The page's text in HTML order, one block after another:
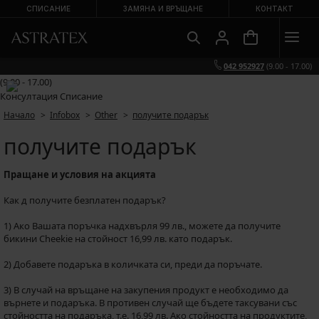
СПИСАНИЕ ЗАМЯНА И ВРЪЩАНЕ КОНТАКТ
042 952927 (9.00 - 17.00)
(9.00 - 17.00)
Консултация Списание
Начало Infobox Other получите подарък
получите подарък
Пращане и условия на акцията
Как д получите безплатен подарък?
1) Ако Вашата поръчка надхвърля 99 лв., можете да получите
бикини Cheekie на стойност 16,99 лв. като подарък.
2) Добавете подаръка в количката си, преди да поръчате.
3) В случай на връщане на закупения продукт е необходимо да
върнете и подаръка. В противен случай ще бъдете таксувани със
стойността на подаръка, т.е. 16,99 лв. Ако стойността на продуктите,